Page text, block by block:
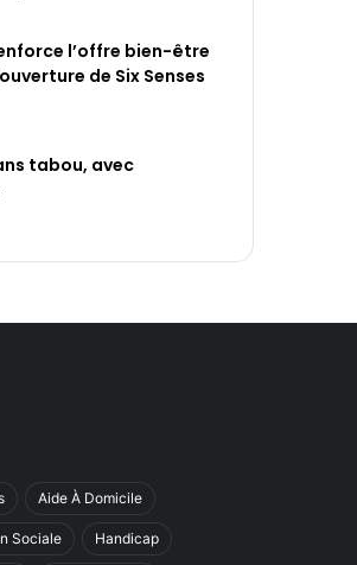
l’offre bien-être
de Six Senses
tabou, avec
Aide À Domicile
Sociale Handicap